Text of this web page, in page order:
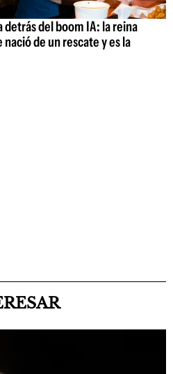
del boom IA: la reina
de un rescate y es la